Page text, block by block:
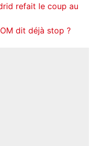
refait le coup au
dit déjà stop ?